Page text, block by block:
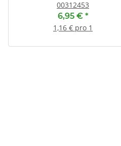
00312453
6,95 € *
1,16 € pro 1